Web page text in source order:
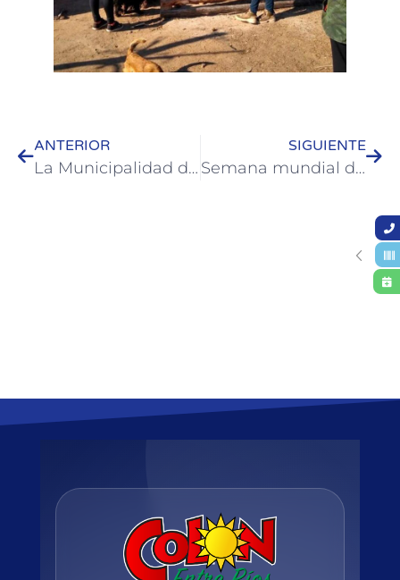
ANTERIOR
La Municipalidad de Colón abrió un plan anual de capacitaciones para el personal.
SIGUIENTE
Semana mundial de la lactancia materna.